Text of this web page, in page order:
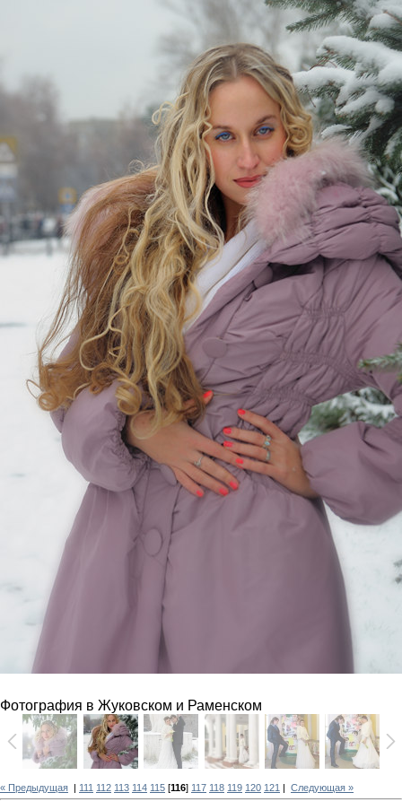
Фотография в Жуковском и Раменском
« Предыдущая 111 112 113 114 115 [116] 117 118 119 120 121 Следующая »